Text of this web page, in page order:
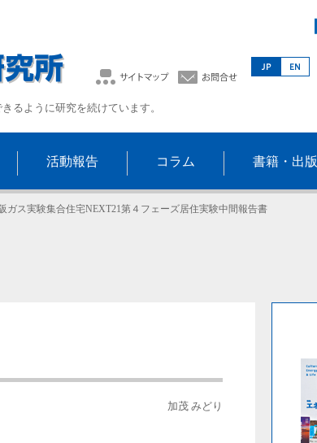
るように研究を続けています。
活動報告 コラム 書籍・出版
ガス実験集合住宅NEXT21第４フェーズ居住実験中間報告書
加茂 みどり